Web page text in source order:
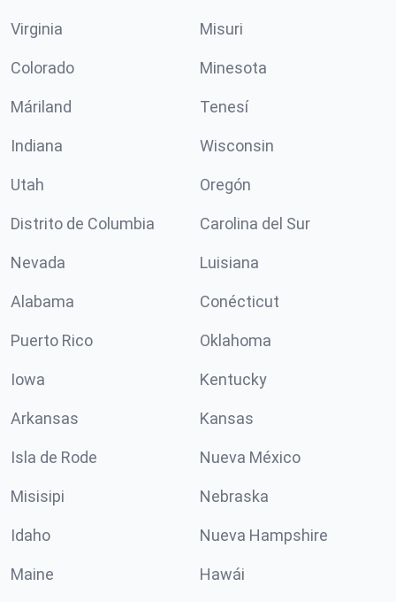
Virginia Misuri
Colorado Minesota
Máriland Tenesí
Indiana Wisconsin
Utah Oregón
Distrito de Columbia Carolina del Sur
Nevada Luisiana
Alabama Conécticut
Puerto Rico Oklahoma
Iowa Kentucky
Arkansas Kansas
Isla de Rode Nueva México
Misisipi Nebraska
Idaho Nueva Hampshire
Maine Hawái